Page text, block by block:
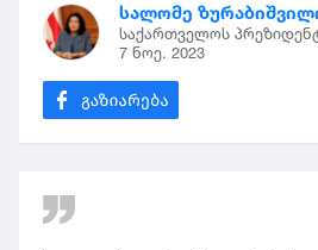
სალომე
საქართველოს
7 ნოე. 2023